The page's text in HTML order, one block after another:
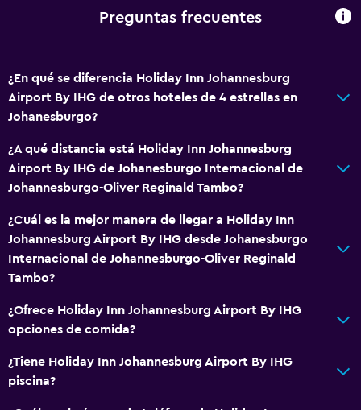
Máquina expendedora (bebidas)
Servicios y facilidades
Centro de negocios
Autos de alquiler
Servicio de despertador
Cambio de divisas
Instalaciones para reuniones
Servicio de habitaciones
Mostrador de información turística
Acceso con tarjeta
Check-in/check-out privado
Preguntas frecuentes
¿En qué se diferencia Holiday Inn Johannesburg
Airport By IHG de otros hoteles de 4 estrellas en
Johanesburgo?
¿A qué distancia está Holiday Inn Johannesburg
Airport By IHG de Johanesburgo Internacional de
Johannesburgo-Oliver Reginald Tambo?
¿Cuál es la mejor manera de llegar a Holiday Inn
Johannesburg Airport By IHG desde Johanesburgo
Internacional de Johannesburgo-Oliver Reginald
Tambo?
¿Ofrece Holiday Inn Johannesburg Airport By IHG
opciones de comida?
¿Tiene Holiday Inn Johannesburg Airport By IHG
piscina?